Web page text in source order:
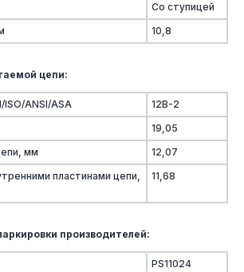
Со ступицей
10,8
цепи:
ANSI/ASA
12B-2
19,05
мм
12,07
пластинами цепи,
11,68
производителей:
PS11024